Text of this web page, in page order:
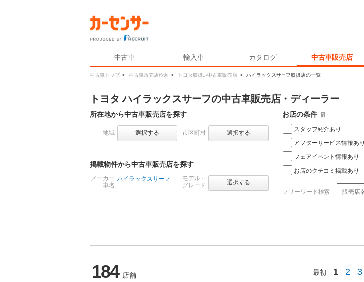
中古車 輸入車 カタログ 中古車販売店
中古車トップ > 中古車販売店検索 > トヨタ取扱い中古車販売店 > ハイラックスサーフ取扱店の一覧
トヨタ ハイラックスサーフの中古車販売店・ディーラー
所在地から中古車販売店を探す
地域 選択する 市区町村 選択する
掲載物件から中古車販売店を探す
メーカー
車名
ハイラックスサーフ
モデル・
グレード
選択する
お店の条件
スタッフ紹介あり
アフターサービス情報あり
フェアイベント情報あり
お店のクチコミ掲載あり
フリーワード検索
184 店舗 最初 1 2 3